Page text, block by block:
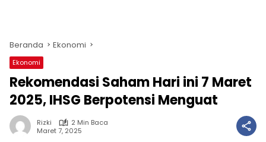
Beranda Ekonomi
Ekonomi
Rekomendasi Saham Hari ini 7 Maret
2025, IHSG Berpotensi Menguat
Rizki
2 Min Baca
Maret 7, 2025